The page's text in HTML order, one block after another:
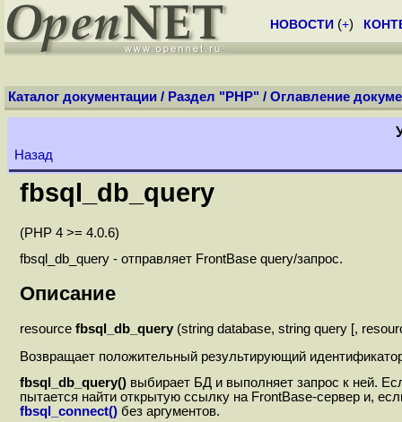
НОВОСТИ (+)
Каталог документации / Раздел "PHP" / Оглавление
Назад
fbsql_db_query
(PHP 4 >= 4.0.6)
fbsql_db_query - отправляет FrontBase query/запрос.
Описание
resource fbsql_db_query (string database, string query [,
Возвращает положительный результирующий
fbsql_db_query() выбирает БД и выполняет запрос к ней.
пытается найти открытую ссылку на FrontBase-сервер и,
fbsql_connect() без аргументов.